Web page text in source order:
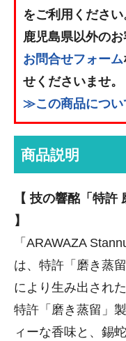
をご利用ください
鹿児島県以外の
お問合せフォーム
せくださいませ。
≫この商品につい
商品説明
【 技の響酩「特許
】
「ARAWAZA
は、特許「磨き蒸
により生み出され
特許「磨き蒸留」
ィーな香味と、錫